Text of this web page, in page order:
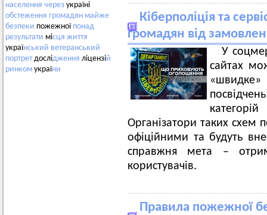
населення через україні
обстеження громадян майже
безпеки пожежної понад
результати місця життя
український ветеранський
портретдослідження ліцензій
ринком україни
Кіберполіція та
громадян від
У
сайтах
Організатори таких схем
офіційними та будуть
справжня мета –
користувачів.
Правила пожежної